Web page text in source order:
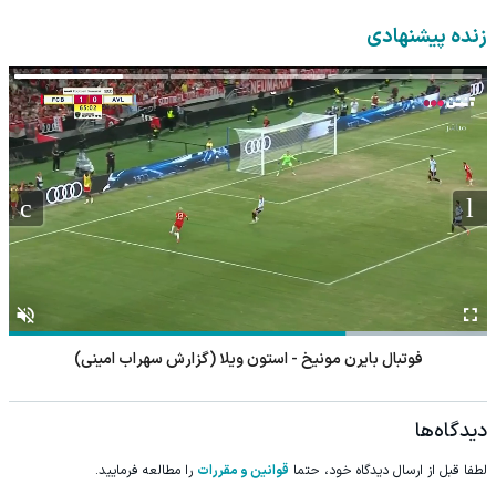
تنها راه رهایی از کمر
درد بدون نیاز به دارو!
(◂پرسش‌نامه)
این دمنوش سم زدا،
قهرمان سلامت کبده.
(با 55% تخفیف
بخرش)
اجاره‌ قسطی ویلا! از
کلبه تا آپارتمان مبله رو
تو 4 قسط اجاره کن.
۱ میلیارد اعتبار خرید
طلا | بدون ضامن و
چک
میخوای برای کمر درد
زیر تیغ جراحی بری؟!
◗پرسش‌نامه رو پر
بدون هیچ دارو و
عوارضی کمر دردت رو
درمان کن!
(پرسش‌نامه)
مطالب پیشنهادی
۱ میلیارد اعتبار خرید
طلا | بدون ضامن و
راه میری؟ وقتی راه
درمان جلو پاته!
قرص برای همیشه
خوب کن! (قدم اول،
پرسش‌نامه)
آرتروز مفاصل خود را
به طور قطعی درمان
کنید! ◗پرسش‌نامه◖
گردونه شانس بدون
🔥
زانو درد رو تحمل
زنده پیشنهادی